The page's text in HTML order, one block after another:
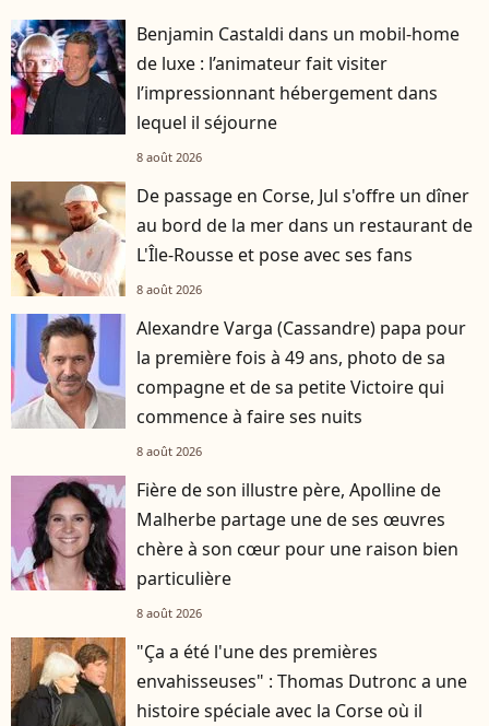
Benjamin Castaldi dans un mobil-home
de luxe : l’animateur fait visiter
l’impressionnant hébergement dans
lequel il séjourne
8 août 2026
De passage en Corse, Jul s'offre un dîner
au bord de la mer dans un restaurant de
L'Île-Rousse et pose avec ses fans
8 août 2026
Alexandre Varga (Cassandre) papa pour
la première fois à 49 ans, photo de sa
compagne et de sa petite Victoire qui
commence à faire ses nuits
8 août 2026
Fière de son illustre père, Apolline de
Malherbe partage une de ses œuvres
chère à son cœur pour une raison bien
particulière
8 août 2026
"Ça a été l'une des premières
envahisseuses" : Thomas Dutronc a une
histoire spéciale avec la Corse où il